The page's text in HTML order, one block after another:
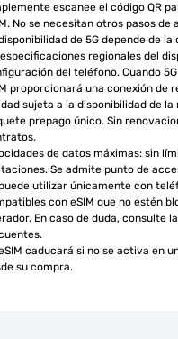
escanee el código QR
No se necesitan otros pasos
de 5G depende de
regionales del
del teléfono. Cuando
proporcionará una conexión de
sujeta a la disponibilidad de la
prepago único. Sin
de datos máximas: sin
Se admite punto de
utilizar únicamente con
con eSIM que no estén
En caso de duda, consulte
caducará si no se activa en
su compra.